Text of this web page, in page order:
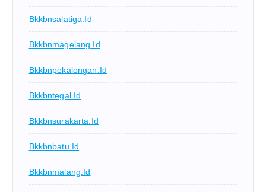
Bkkbnsalatiga.id
Bkkbnmagelang.id
Bkkbnpekalongan.id
Bkkbntegal.id
Bkkbnsurakarta.id
Bkkbnbatu.id
Bkkbnmalang.id